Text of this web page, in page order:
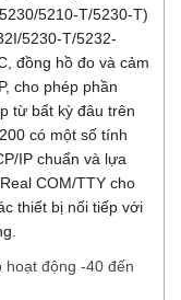
5210-T/5230-T)
5230-T/5232-
đồng hồ đo và cảm
cho phép phần
từ bất kỳ đâu trên
có một số tính
IP chuẩn và lựa
COM/TTY cho
thiết bị nối tiếp với
hoạt động -40 đến